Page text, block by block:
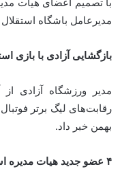
مدیرعامل باشگاه
بازگشایی آزادی با بازی
مدیر ورزشگاه آزادی از
رقابت‌های لیگ برتر
بهمن خبر داد.
۴ عضو جدید هیات مدیره استقلال مشخص شدند